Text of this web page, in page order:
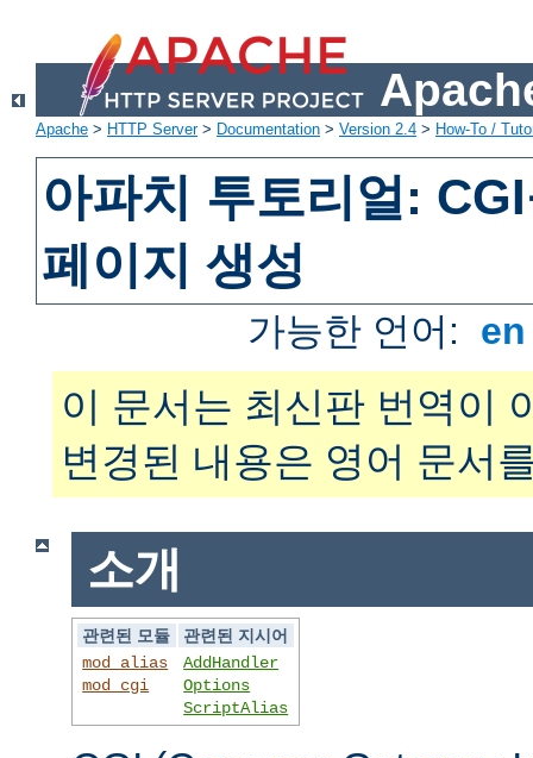
Apache > HTTP Server> Documentation > Version 2.4 > How-To /
아파치 투토리얼:
페이지 생성
가능한 언어:
이 문서는 최신판 번역이
변경된 내용은 영어 문서
소개
관련된 모듈
관련된 지시어
mod_alias
mod_cgi
AddHandler
Options
ScriptAlias